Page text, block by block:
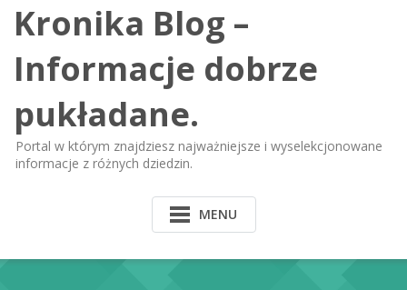
Kronika Blog –
Informacje dobrze
pukładane.
Portal w którym znajdziesz najważniejsze i wyselekcjonowane
informacje z różnych dziedzin.
MENU